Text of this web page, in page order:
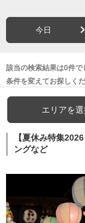
今日
該当の検索結果は0件で
条件を変えてお探しくだ
エリアを選
【夏休み特集
ングなど